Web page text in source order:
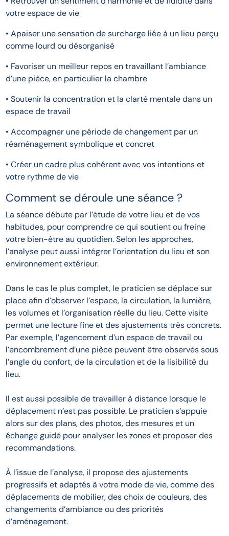
votre espace de vie
• Apaiser une sensation de surcharge liée à un lieu perçu
comme lourd ou désorganisé
• Favoriser un meilleur repos en travaillant l’ambiance
d’une pièce, en particulier la chambre
• Soutenir la concentration et la clarté mentale dans un
espace de travail
• Accompagner une période de changement par un
réaménagement symbolique et concret
• Créer un cadre plus cohérent avec vos intentions et
votre rythme de vie
Comment se déroule une séance ?
La séance débute par l’étude de votre lieu et de vos
habitudes, pour comprendre ce qui soutient ou freine
votre bien-être au quotidien. Selon les approches,
l’analyse peut aussi intégrer l’orientation du lieu et son
environnement extérieur.
Dans le cas le plus complet, le praticien se déplace sur
place afin d’observer l’espace, la circulation, la lumière,
les volumes et l’organisation réelle du lieu. Cette visite
permet une lecture fine et des ajustements très concrets.
Par exemple, l’agencement d’un espace de travail ou
l’encombrement d’une pièce peuvent être observés sous
l’angle du confort, de la circulation et de la lisibilité du
lieu.
Il est aussi possible de travailler à distance lorsque le
déplacement n’est pas possible. Le praticien s’appuie
alors sur des plans, des photos, des mesures et un
échange guidé pour analyser les zones et proposer des
recommandations.
À l’issue de l’analyse, il propose des ajustements
progressifs et adaptés à votre mode de vie, comme des
déplacements de mobilier, des choix de couleurs, des
changements d’ambiance ou des priorités
d’aménagement.